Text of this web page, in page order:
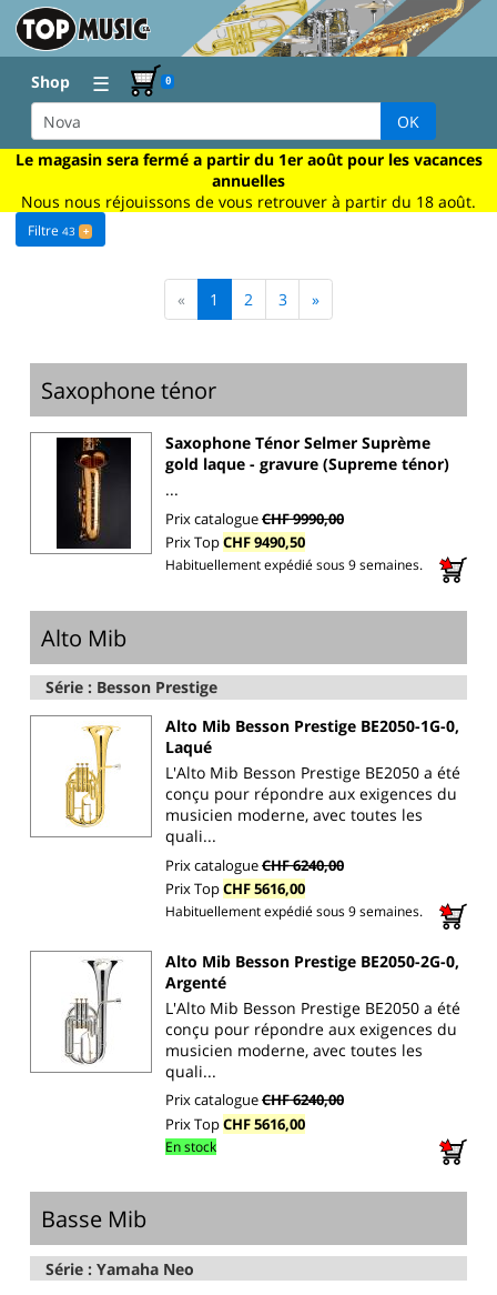
Shop ☰ 0
OK
Le magasin sera fermé a partir du 1er août pour les vacances
annuelles
Nous nous réjouissons de vous retrouver à partir du 18 août.
Filtre43 +
« 1 2 3 »
Saxophone ténor
Saxophone Ténor Selmer Suprème
gold laque - gravure (Supreme ténor)
...
Prix catalogueCHF 9990,00
Prix TopCHF 9490,50
Habituellement expédié sous 9 semaines.
Alto Mib
Série : Besson Prestige
Alto Mib Besson Prestige BE2050-1G-0,
Laqué
L'Alto Mib Besson Prestige BE2050 a été
conçu pour répondre aux exigences du
musicien moderne, avec toutes les
quali...
Prix catalogueCHF 6240,00
Prix TopCHF 5616,00
Habituellement expédié sous 9 semaines.
Alto Mib Besson Prestige BE2050-2G-0,
Argenté
L'Alto Mib Besson Prestige BE2050 a été
conçu pour répondre aux exigences du
musicien moderne, avec toutes les
quali...
Prix catalogueCHF 6240,00
Prix TopCHF 5616,00
En stock
Basse Mib
Série : Yamaha Neo